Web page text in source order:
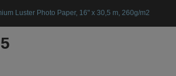
Luster Photo Paper, 16" x 30,5 m, 260g/m2